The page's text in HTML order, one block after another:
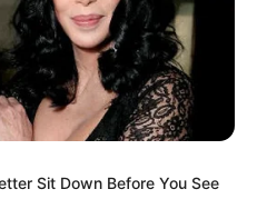
Sit Down Before You See